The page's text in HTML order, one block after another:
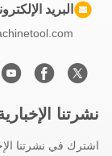
البريد الإلكتروني
الإخبارية
في نشرتنا